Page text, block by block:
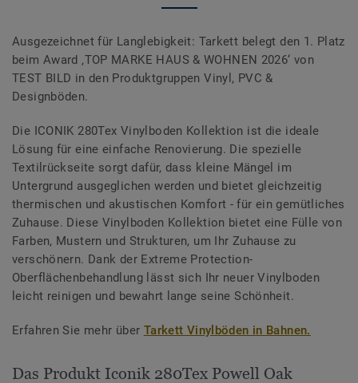
Ausgezeichnet für Langlebigkeit: Tarkett belegt den 1. Platz
beim Award ‚TOP MARKE HAUS & WOHNEN 2026‘ von
TEST BILD in den Produktgruppen Vinyl, PVC &
Designböden.
Die ICONIK 280Tex Vinylboden Kollektion ist die ideale
Lösung für eine einfache Renovierung. Die spezielle
Textilrückseite sorgt dafür, dass kleine Mängel im
Untergrund ausgeglichen werden und bietet gleichzeitig
thermischen und akustischen Komfort - für ein gemütliches
Zuhause. Diese Vinylboden Kollektion bietet eine Fülle von
Farben, Mustern und Strukturen, um Ihr Zuhause zu
verschönern. Dank der Extreme Protection-
Oberflächenbehandlung lässt sich Ihr neuer Vinylboden
leicht reinigen und bewahrt lange seine Schönheit.
Erfahren Sie mehr über Tarkett Vinylböden in Bahnen.
Das Produkt Iconik 280Tex Powell Oak